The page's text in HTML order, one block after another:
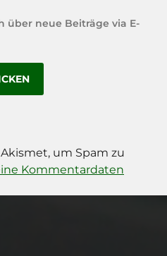
über neue Beiträge via E-
um Spam zu
Kommentardaten